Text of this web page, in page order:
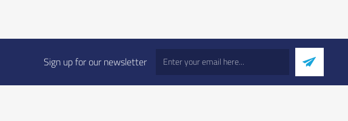
Sign up for our newsletter